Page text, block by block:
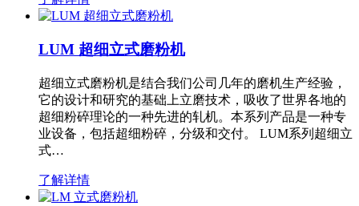
LUM 超细立式磨粉机
超细立式磨粉机是结合我们公司几年的磨机生产经验，
它的设计和研究的基础上立磨技术，吸收了世界各地的
超细粉碎理论的一种先进的轧机。本系列产品是一种专
业设备，包括超细粉碎，分级和交付。 LUM系列超细立
式…
了解详情